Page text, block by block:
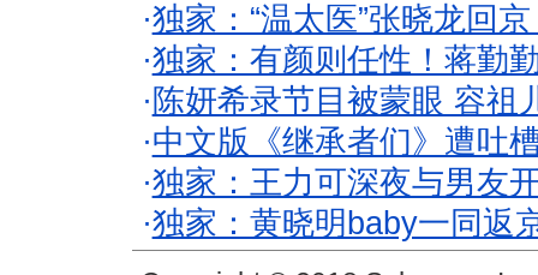
·独家：“温太医”张晓龙回
·独家：有颜则任性！蒋勤
· 陈妍希录节目被蒙眼 容祖
·中文版《继承者们》遭吐
·独家：王力可深夜与男友
·独家：黄晓明baby一同返